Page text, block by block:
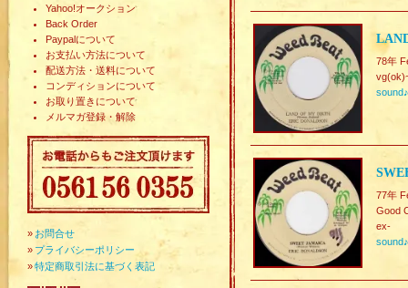
Yahoo!オークション
Back Order
Paypalについて
お支払い方法について
配送方法・送料について
コンディションについて
お取り置きについて
メルマガ登録・解除
» お問合せ
» プライバシーポリシー
»特定商取引法に基づく表記
78年
sound♪
77年
Good
ex-
sound♪